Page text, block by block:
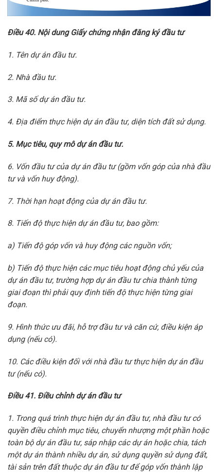
Điều 40. Nội dung Giấy chứng nhận đăng ký đầu tư
1. Tên dự án đầu tư.
2. Nhà đầu tư.
3. Mã số dự án đầu tư.
4. Địa điểm thực hiện dự án đầu tư, diện tích đất sử dụng.
5. Mục tiêu, quy mô dự án đầu tư.
6. Vốn đầu tư của dự án đầu tư (gồm vốn góp của nhà đầu
tư và vốn huy động).
7. Thời hạn hoạt động của dự án đầu tư.
8. Tiến độ thực hiện dự án đầu tư, bao gồm:
a) Tiến độ góp vốn và huy động các nguồn vốn;
b) Tiến độ thực hiện các mục tiêu hoạt động chủ yếu của
dự án đầu tư, trường hợp dự án đầu tư chia thành từng
giai đoạn thì phải quy định tiến độ thực hiện từng giai
đoạn.
9. Hình thức ưu đãi, hỗ trợ đầu tư và căn cứ, điều kiện áp
dụng (nếu có).
10. Các điều kiện đối với nhà đầu tư thực hiện dự án đầu
tư (nếu có).
Điều 41. Điều chỉnh dự án đầu tư
1. Trong quá trình thực hiện dự án đầu tư, nhà đầu tư có
quyền điều chỉnh mục tiêu, chuyển nhượng một phần hoặc
toàn bộ dự án đầu tư, sáp nhập các dự án hoặc chia, tách
một dự án thành nhiều dự án, sử dụng quyền sử dụng đất,
tài sản trên đất thuộc dự án đầu tư để góp vốn thành lập